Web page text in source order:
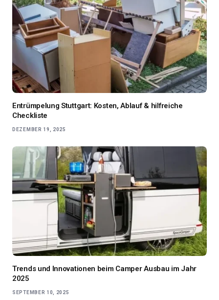
Entrümpelung Stuttgart: Kosten, Ablauf & hilfreiche
Checkliste
DEZEMBER 19, 2025
Trends und Innovationen beim Camper Ausbau im Jahr
2025
SEPTEMBER 10, 2025